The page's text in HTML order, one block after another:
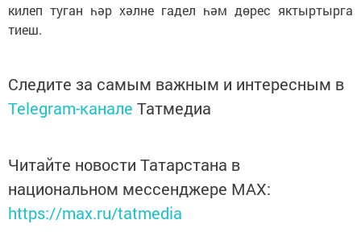
килеп туган һәр хәлне гадел һәм дөрес яктыртырга
тиеш.
Следите за самым важным и интересным в
Telegram-канале Татмедиа
Читайте новости Татарстана в
национальном мессенджере MАХ:
https://max.ru/tatmedia